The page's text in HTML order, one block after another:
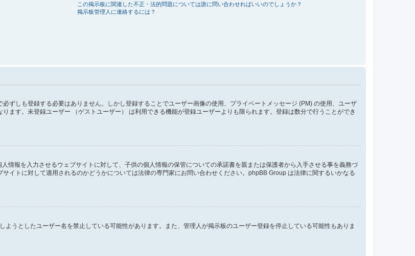
この掲示板に関連した不正・法的問題については誰に問い合わせればいいのでしょうか？
掲示板管理人に連絡するには？
ずしも登録する必要はありません。しかし登録することでユーザー画像の使用、プライベートメッセージ (PM) の使用、ユーザ
ます。未登録ユーザー （ゲストユーザー） は利用できる機能が登録ユーザーよりも限られます。登録は数分で行うことができ
情報を入力させるウェブサイトに対して、子供の個人情報の保管についての承諾書を親または保護者から入手させる事を義務づ
イトに対して適用されるのかどうかについては法律の専門家にお問い合わせください。phpBB Group は法律に関するいかなる
うとしたユーザー名を禁止している可能性があります。また、管理人が掲示板のユーザー登録を停止している可能性もありま